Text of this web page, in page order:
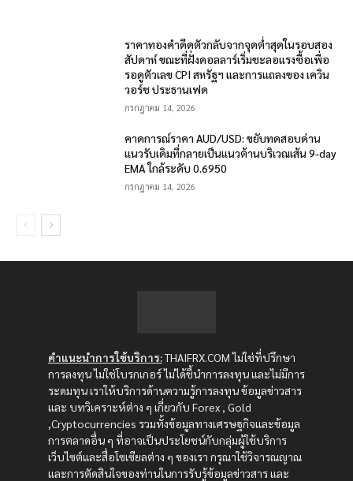
ราคาทองคำดีดตัวกลับจากจุดต่ำสุดในรอบสอง
สัปดาห์ ขณะที่ฝั่งดอลลาร์เริ่มชะลอแรงซื้อเพื่อ
รอดูตัวเลข CPI สหรัฐฯ และการแถลงของ เควิน
วอร์ช ประธานเฟด
กรกฎาคม 14, 2026
คาดการณ์ราคา AUD/USD: ขยับทดสอบด่าน
แนวรับเดิมที่กลายเป็นแนวต้านบริเวณเส้น 9-day
EMA ใกล้ระดับ 0.6950
กรกฎาคม 14, 2026
คำแนะนำการใช้บริการ:THAIFRX.COM ไม่ใช่ที่ปรึกษา
การลงทุน ไม่ใช่โบรกเกอร์ ไม่ได้ชี้นำการลงทุน และไม่มีการ
ระดมทุน เราให้บริการด้านความรู้การลงทุน ข้อมูลข่าวสาร
และ บทวิเคราะห์ต่าง ๆ เกี่ยวกับ Forex , Gold
,Cryptocurrencies รวมทั้งข้อมูลทางเศรษฐกิจและข้อมูล
การตลาดอื่น ๆ ที่อาจเป็นประโยชน์กับกลุ่มผู้ใช้บริการ
เว็บไซต์และสื่อโซเซียลต่าง ๆ ของเรา กรุณาใช้วิจารณญาณ
และการตัดสินใจของท่านในการรับรู้ข้อมูลข่าวสาร และ